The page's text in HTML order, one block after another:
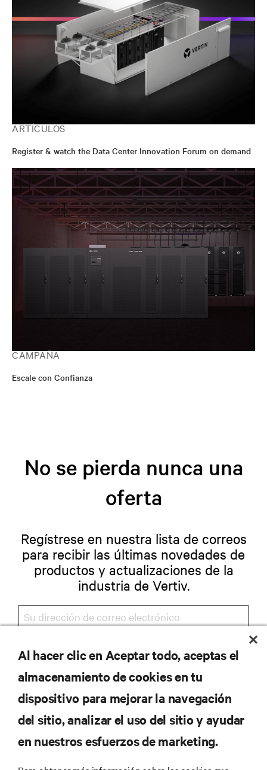
ARTÍCULOS
Register & watch the Data Center Innovation Forum on demand
CAMPAÑA
Escale con Confianza
No se pierda nunca una
oferta
Regístrese en nuestra lista de correos
para recibir las últimas novedades de
productos y actualizaciones de la
industria de Vertiv.
REGISTRARSE
RECURSOS
Al hacer clic en Aceptar todo, aceptas el
almacenamiento de cookies en tu
dispositivo para mejorar la navegación
del sitio, analizar el uso del sitio y ayudar
en nuestros esfuerzos de marketing.